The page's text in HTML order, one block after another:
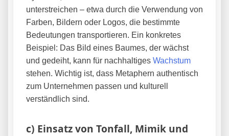
unterstreichen – etwa durch die Verwendung von
Farben, Bildern oder Logos, die bestimmte
Bedeutungen transportieren. Ein konkretes
Beispiel: Das Bild eines Baumes, der wächst
und gedeiht, kann für nachhaltiges Wachstum
stehen. Wichtig ist, dass Metaphern authentisch
zum Unternehmen passen und kulturell
verständlich sind.
c) Einsatz von Tonfall, Mimik und